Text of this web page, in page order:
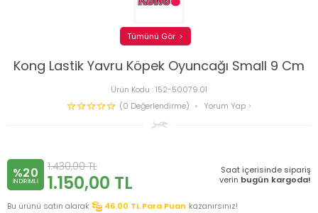
Kong Lastik Yavru Köpek Oyuncağı Small 9 Cm
Ürün Kodu :152-50079.01
(0 Değerlendirme)
Yorum Yap
Tümünü Gör
%20
INDIRIMLI
1.430,00TL
1.150,00 TL
Saat içerisinde sipariş
verin bugün kargoda!
Bu ürünü satın alarak 46.00 TL Para Puan kazanırsınız!